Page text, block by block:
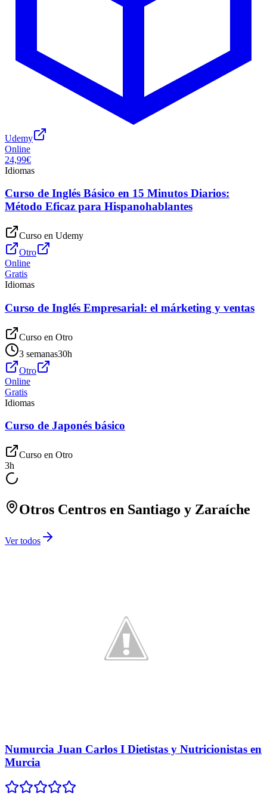
Udemy
Online
24,99€
Idiomas
Curso de Inglés Básico en 15 Minutos Diarios:
Método Eficaz para Hispanohablantes
Curso en Udemy
Otro
Online
Gratis
Idiomas
Curso de Inglés Empresarial: el márketing y ventas
Curso en Otro
3 semanas30h
Otro
Online
Gratis
Idiomas
Curso de Japonés básico
Curso en Otro
3h
Otros Centros en Santiago y Zaraíche
Ver todos
Numurcia Juan Carlos I Dietistas y Nutricionistas en
Murcia